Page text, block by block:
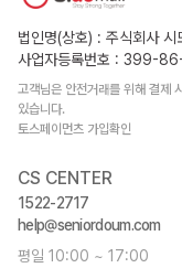
법인명(상호) : 주식회사 시
사업자등록번호 : 399-
고객님은 안전거래를 위해 결제
있습니다.
토스페이먼츠 가입확인
CS CENTER
1522-2717
help@seniordoum.com
평일 10:00 ~ 17:00